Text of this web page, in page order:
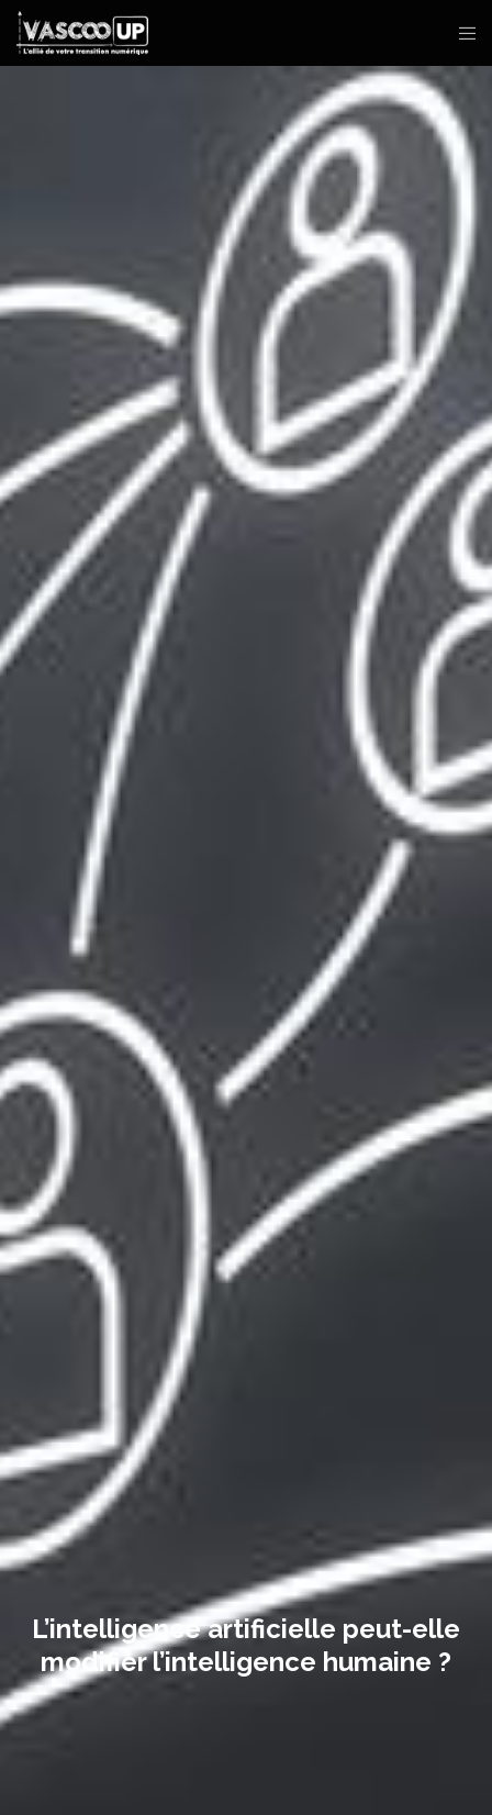
L’intelligence artificielle peut-elle
modifier l’intelligence humaine ?